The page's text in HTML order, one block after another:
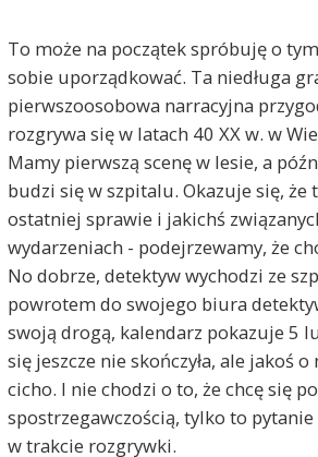
To może na początek spróbuję o
sobie uporządkować. Ta niedługa
pierwszoosobowa narracyjna
rozgrywa się w latach 40 XX w. w
Mamy pierwszą scenę w lesie, a
budzi się w szpitalu. Okazuje się, że
ostatniej sprawie i jakichś
wydarzeniach - podejrzewamy, że
No dobrze, detektyw wychodzi ze
powrotem do swojego biura
swoją drogą, kalendarz pokazuje 5
się jeszcze nie skończyła, ale jakoś
cicho. I nie chodzi o to, że chcę się
spostrzegawczością, tylko to
w trakcie rozgrywki.